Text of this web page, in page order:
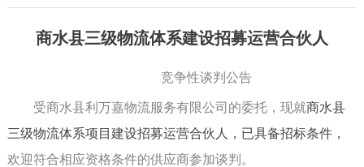
商水县三级物流体系建设招募运营合伙人
竞争性谈判 公告
受商水县利万嘉物流服务有限公司的委托，现就商水县
三级物流体系项目建设招募运营合伙人，已具备招标条件，
欢迎符合相应资格条件的供应商参加谈判 。